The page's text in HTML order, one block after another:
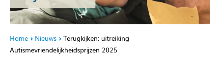
Home Nieuws
Terugkijken: uitreiking
Autismevriendelijkheidsprijzen 2025